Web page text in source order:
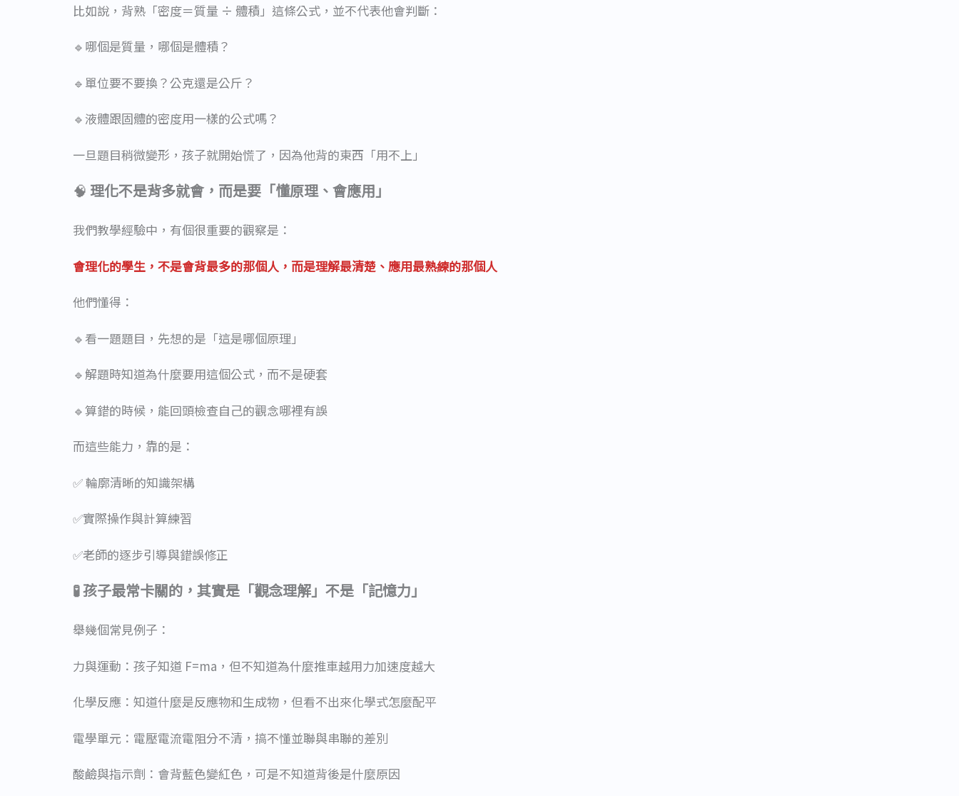
比如說，背熟「密度＝質量 ÷ 體積」這條公式，並不代表他會判斷：
🔹哪個是質量，哪個是體積？
🔹單位要不要換？公克還是公斤？
🔹液體跟固體的密度用一樣的公式嗎？
一旦題目稍微變形，孩子就開始慌了，因為他背的東西「用不上」
🧠 理化不是背多就會，而是要「懂原理、會應用」
我們教學經驗中，有個很重要的觀察是：
會理化的學生，不是會背最多的那個人，而是理解最清楚、應用最熟練的那個人
他們懂得：
🔹看一題題目，先想的是「這是哪個原理」
🔹解題時知道為什麼要用這個公式，而不是硬套
🔹算錯的時候，能回頭檢查自己的觀念哪裡有誤
而這些能力，靠的是：
✅ 輪廓清晰的知識架構
✅實際操作與計算練習
✅老師的逐步引導與錯誤修正
🧪 孩子最常卡關的，其實是「觀念理解」不是「記憶力」
舉幾個常見例子：
力與運動：孩子知道 F=ma，但不知道為什麼推車越用力加速度越大
化學反應：知道什麼是反應物和生成物，但看不出來化學式怎麼配平
電學單元：電壓電流電阻分不清，搞不懂並聯與串聯的差別
酸鹼與指示劑：會背藍色變紅色，可是不知道背後是什麼原因